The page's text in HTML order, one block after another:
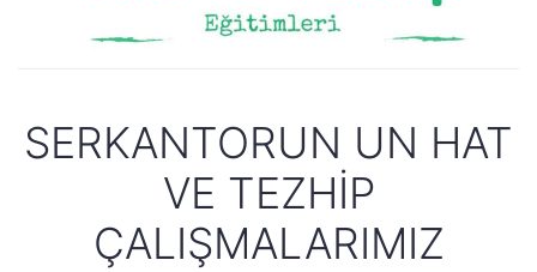
SERKANTORUN UN HAT
VE TEZHIP
ÇALIŞMALARIMIZ